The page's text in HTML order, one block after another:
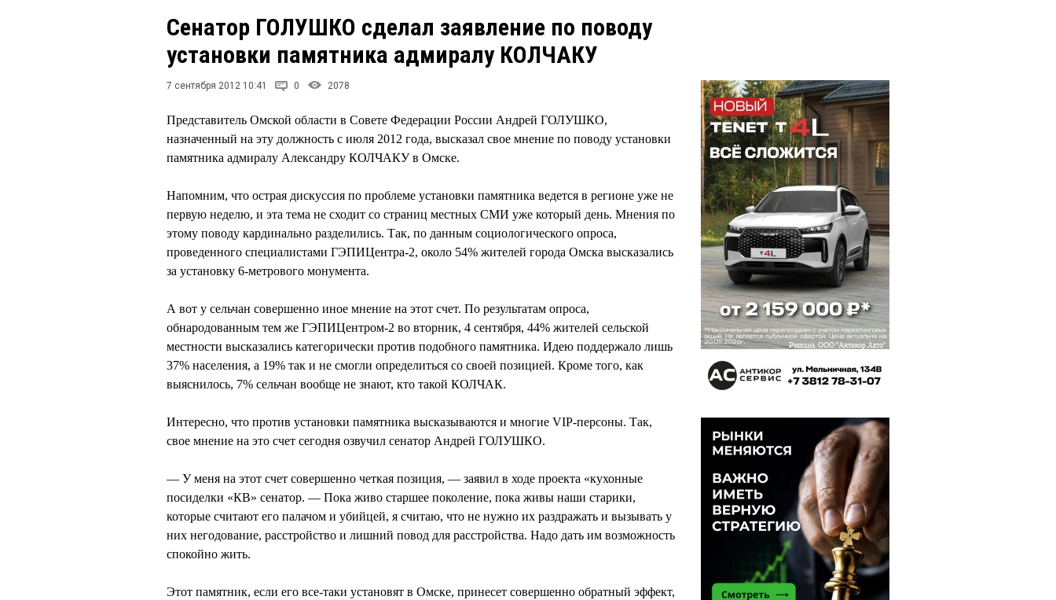
Сенатор ГОЛУШКО сделал заявление по поводу
установки памятника адмиралу КОЛЧАКУ
7 сентября 2012 10:41 0 2078
Представитель Омской области в Совете Федерации России Андрей ГОЛУШКО,
назначенный на эту должность с июля 2012 года, высказал свое мнение по поводу установки
памятника адмиралу Александру КОЛЧАКУ в Омске.
Напомним, что острая дискуссия по проблеме установки памятника ведется в регионе уже не
первую неделю, и эта тема не сходит со страниц местных СМИ уже который день. Мнения по
этому поводу кардинально разделились. Так, по данным социологического опроса,
проведенного специалистами ГЭПИЦентра-2, около 54% жителей города Омска высказались
за установку 6-метрового монумента.
А вот у сельчан совершенно иное мнение на этот счет. По результатам опроса,
обнародованным тем же ГЭПИЦентром-2 во вторник, 4 сентября, 44% жителей сельской
местности высказались категорически против подобного памятника. Идею поддержало лишь
37% населения, а 19% так и не смогли определиться со своей позицией. Кроме того, как
выяснилось, 7% сельчан вообще не знают, кто такой КОЛЧАК.
Интересно, что против установки памятника высказываются и многие VIP-персоны. Так,
свое мнение на это счет сегодня озвучил сенатор Андрей ГОЛУШКО.
— У меня на этот счет совершенно четкая позиция, — заявил в ходе проекта «кухонные
посиделки «КВ» сенатор. — Пока живо старшее поколение, пока живы наши старики,
которые считают его палачом и убийцей, я считаю, что не нужно их раздражать и вызывать у
них негодование, расстройство и лишний повод для расстройства. Надо дать им возможность
спокойно жить.
Этот памятник, если его все-таки установят в Омске, принесет совершенно обратный эффект,